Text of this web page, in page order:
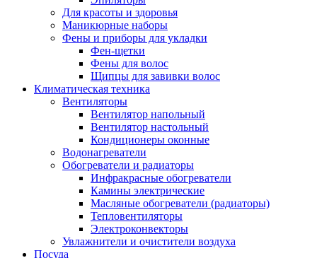
Для красоты и здоровья
Маникюрные наборы
Фены и приборы для укладки
Фен-щетки
Фены для волос
Щипцы для завивки волос
Климатическая техника
Вентиляторы
Вентилятор напольный
Вентилятор настольный
Кондиционеры оконные
Водонагреватели
Обогреватели и радиаторы
Инфракрасные обогреватели
Камины электрические
Масляные обогреватели (радиаторы)
Тепловентиляторы
Электроконвекторы
Увлажнители и очистители воздуха
Посуда